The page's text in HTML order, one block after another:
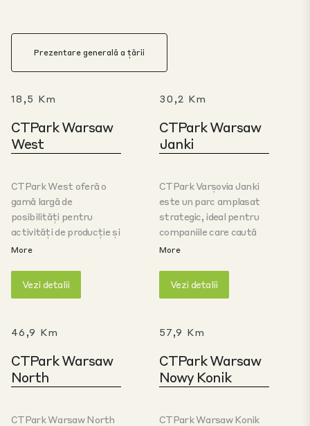
Prezentare generală a țării
18,5 Km
CTPark Warsaw
West
CTPark West oferă o
gamă largă de
posibilități pentru
activități de producție și
depozitare. Parcul este
Varșovia și Łódź, într-o
infrastructura
necesară, permițând
clienților să își demareze
rapid operațiunile.
autostrada A2 este, fără
More
Vezi detalii
30,2 Km
CTPark Warsaw
Janki
CTPark Varșovia Janki
este un parc amplasat
strategic, ideal pentru
companiile care caută
spații logistice moderne
principalele rute de
conectivitate excelentă,
în timp ce
infrastructura bine
dezvoltată susține
atât a marilor operatori
More
Vezi detalii
46,9 Km
CTPark Warsaw
North
CTPark Warsaw North
57,9 Km
CTPark Warsaw
Nowy Konik
CTPark Warsaw Konik